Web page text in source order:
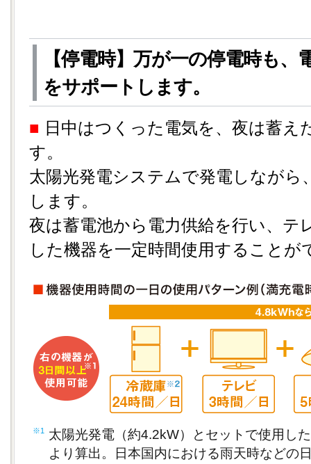
【停電時】万が一の停電時も、
をサポートします。
■ 日中はつくった電気を、夜は蓄え
す。
太陽光発電システムで発電しながら
します。
夜は蓄電池から電力供給を行い、テ
した機器を一定時間使用することが
※1
太陽光発電（約4.2kW）とセットで使用し
より算出。日本国内における雨天時などの